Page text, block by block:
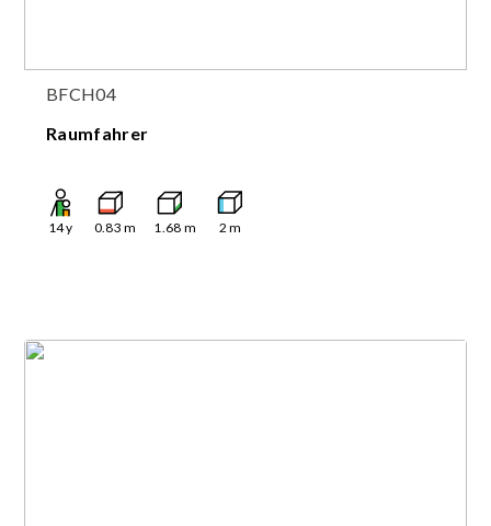
BFCH04
Raumfahrer
14y 0.83 m 1.68 m 2 m